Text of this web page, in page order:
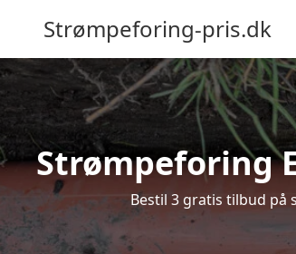
Strømpeforing-pris.dk
Strømpeforing
Bestil 3 gratis tilbud på